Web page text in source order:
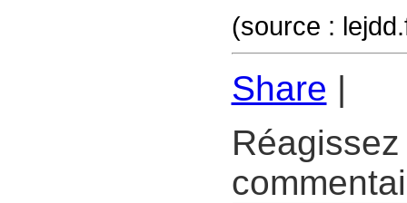
(source :
Share |